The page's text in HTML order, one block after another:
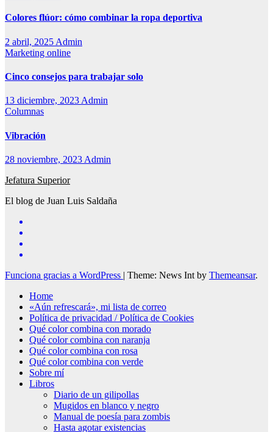
Colores flúor: cómo combinar la ropa deportiva
2 abril, 2025 Admin
Marketing online
Cinco consejos para trabajar solo
13 diciembre, 2023 Admin
Columnas
Vibración
28 noviembre, 2023 Admin
Jefatura Superior
El blog de Juan Luis Saldaña
Funciona gracias a WordPress | Theme: News Int by Themeansar.
Home
«Aún refrescará», mi lista de correo
Política de privacidad / Política de Cookies
Qué color combina con morado
Qué color combina con naranja
Qué color combina con rosa
Qué color combina con verde
Sobre mí
Libros
Diario de un gilipollas
Mugidos en blanco y negro
Manual de poesía para zombis
Hasta agotar existencias